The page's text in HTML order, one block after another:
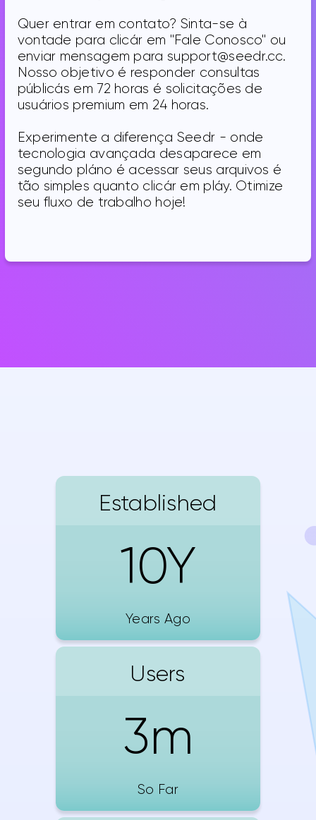
Quer entrar em contato? Sinta-se à
vontade para clicár em "Fale Conosco" ou
enviar mensagem para support@seedr.cc.
Nosso objetivo é responder consultas
públicás em 72 horas é solicitações de
usuários premium em 24 horas.
Experimente a diferença Seedr - onde
tecnologia avançada desaparece em
segundo pláno é acessar seus arquivos é
tão simples quanto clicár em pláy. Otimize
seu fluxo de trabalho hoje!
Established
10Y
Years Ago
Users
3m
So Far